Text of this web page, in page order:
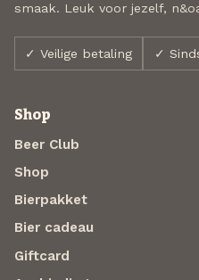
smaak. Leuk voor jezelf,
✓ Veilige betaling ✓
Shop
Beer Club
Shop
Bierpakket
Bier cadeau
Giftcard